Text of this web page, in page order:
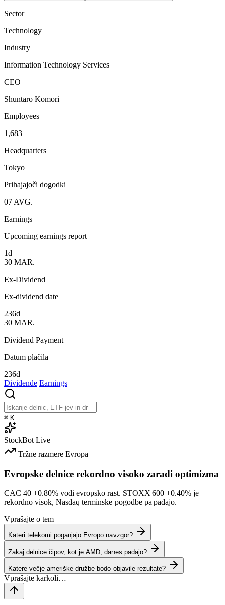
Sector
Technology
Industry
Information Technology Services
CEO
Shuntaro Komori
Employees
1,683
Headquarters
Tokyo
Prihajajoči dogodki
07 AVG.
Earnings
Upcoming earnings report
1d
30 MAR.
Ex-Dividend
Ex-dividend date
236d
30 MAR.
Dividend Payment
Datum plačila
236d
Dividende Earnings
⌘ K
StockBot Live
Tržne razmere Evropa
Evropske delnice rekordno visoko zaradi optimizma
CAC 40 +0.80% vodi evropsko rast. STOXX 600 +0.40% je
rekordno visok, Nasdaq terminske pogodbe pa padajo.
Vprašajte o tem
Kateri telekomi poganjajo Evropo navzgor?
Zakaj delnice čipov, kot je AMD, danes padajo?
Katere večje ameriške družbe bodo objavile rezultate?